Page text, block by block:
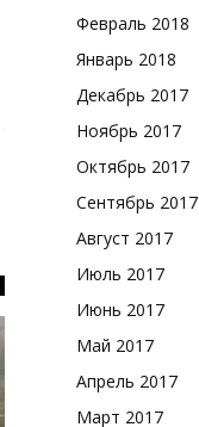
Февраль 2018
Январь 2018
Декабрь 2017
Ноябрь 2017
Октябрь 2017
Сентябрь 2017
Август 2017
Июль 2017
Июнь 2017
Май 2017
Апрель 2017
Март 2017